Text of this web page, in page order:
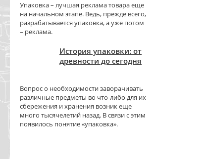
Упаковка – лучшая реклама товара еще
на начальном этапе. Ведь, прежде всего,
разрабатывается упаковка, а уже потом
– реклама.
История упаковки: от
древности до сегодня
Вопрос о необходимости заворачивать
различные предметы во что-либо для их
сбережения и хранения возник еще
много тысячелетий назад. В связи с этим
появилось понятие «упаковка».